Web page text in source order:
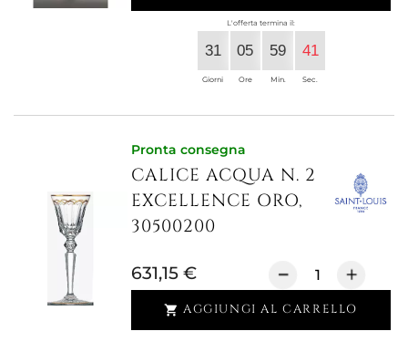
L'offerta termina il:
31
Giorni
05
Ore
59
Min.
41
Sec.
Pronta consegna
CALICE ACQUA N. 2
EXCELLENCE ORO,
30500200
631,15 €
 AGGIUNGI AL CARRELLO